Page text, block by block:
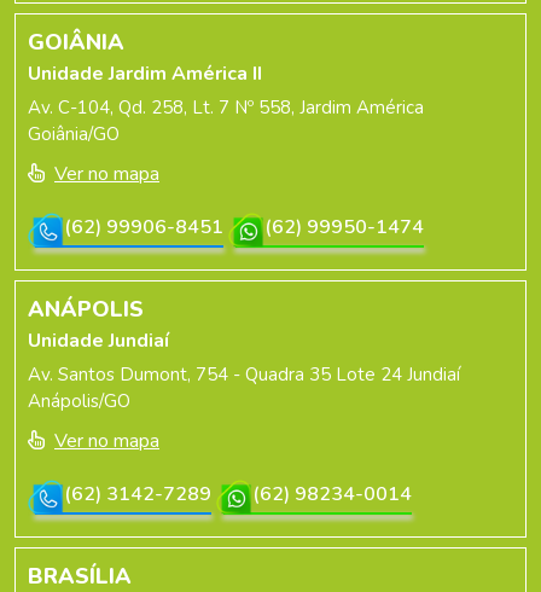
GOIÂNIA
Unidade Jardim América II
Av. C-104, Qd. 258, Lt. 7 Nº 558, Jardim América
Goiânia/GO
Ver no mapa
(62) 99906-8451
(62) 99950-1474
ANÁPOLIS
Unidade Jundiaí
Av. Santos Dumont, 754 - Quadra 35 Lote 24 Jundiaí
Anápolis/GO
Ver no mapa
(62) 3142-7289
(62) 98234-0014
BRASÍLIA